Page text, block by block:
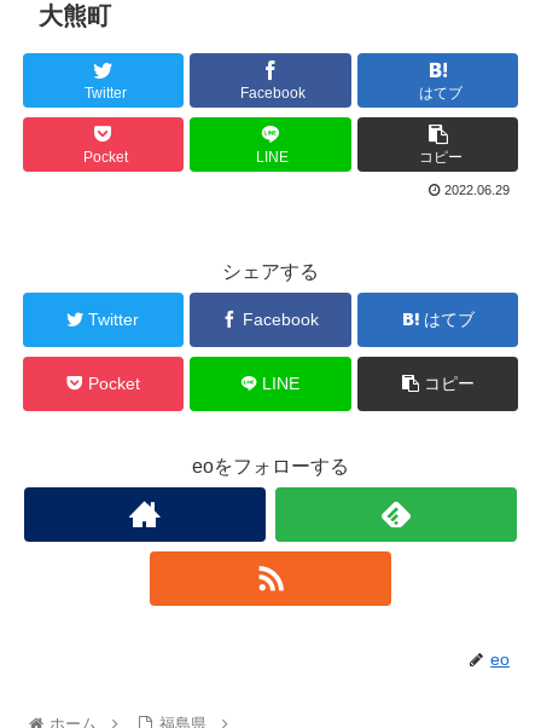
大熊町
Twitter Facebook はてブ
Pocket LINE コピー
2022.06.29
シェアする
Twitter Facebook はてブ
Pocket LINE コピー
eoをフォローする
eo
ホーム 福島県